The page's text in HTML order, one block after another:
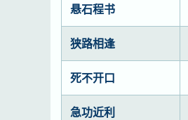
悬石程书
狭路相逢
死不开口
急功近利